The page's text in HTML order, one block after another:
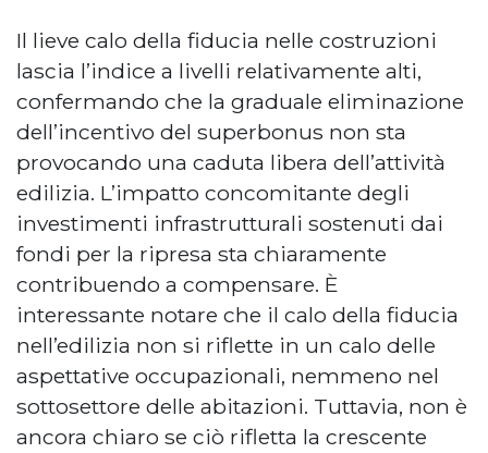
Il lieve calo della fiducia nelle costruzioni
lascia l’indice a livelli relativamente alti,
confermando che la graduale eliminazione
dell’incentivo del superbonus non sta
provocando una caduta libera dell’attività
edilizia. L’impatto concomitante degli
investimenti infrastrutturali sostenuti dai
fondi per la ripresa sta chiaramente
contribuendo a compensare. È
interessante notare che il calo della fiducia
nell’edilizia non si riflette in un calo delle
aspettative occupazionali, nemmeno nel
sottosettore delle abitazioni. Tuttavia, non è
ancora chiaro se ciò rifletta la crescente